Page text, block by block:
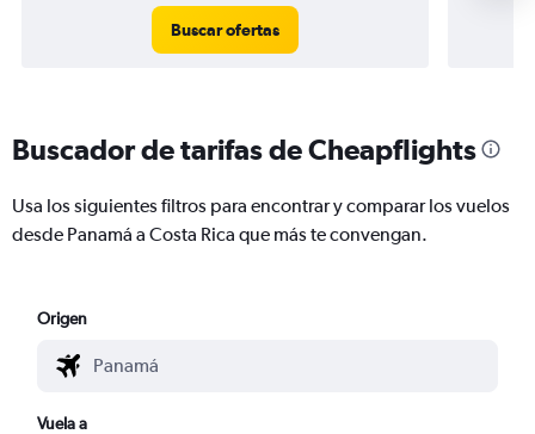
Buscar ofertas
Buscador de tarifas de Cheapflights
Usa los siguientes filtros para encontrar y comparar los vuelos
desde Panamá a Costa Rica que más te convengan.
Origen
Vuela a